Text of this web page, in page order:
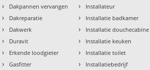
› Dakpannen vervangen
› Dakreparatie
› Dakwerk
› Duravit
› Erkende loodgieter
› Gasfitter
› Installateur
› Installatie badkamer
› Installatie douchecabine
› Installatie keuken
› Installatie toilet
› Installatiebedrijf